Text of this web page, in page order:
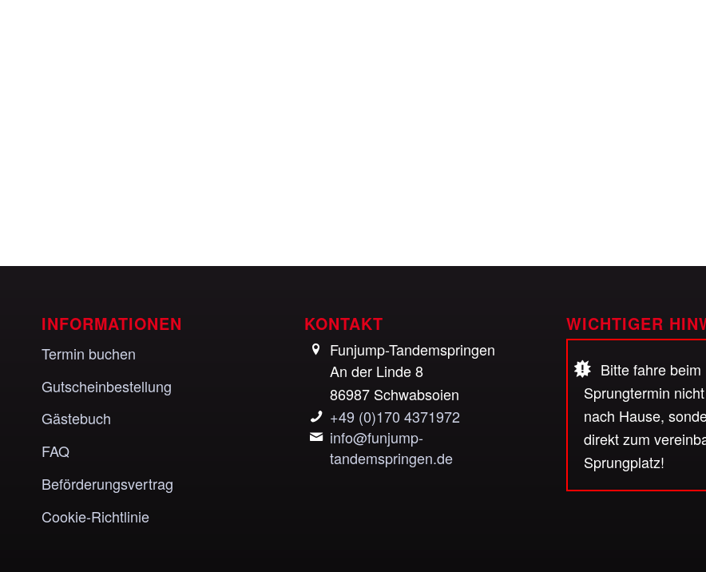
INFORMATIONEN
Termin buchen
Gutscheinbestellung
Gästebuch
FAQ
Beförderungsvertrag
Cookie-Richtlinie
KONTAKT
Funjump-Tandemspringen
An der Linde 8
86987 Schwabsoien
+49 (0)170 4371972
info@funjump-
tandemspringen.de
WICHTIGER
Bitte fahre beim
Sprungtermin
nach Hause,
direkt zum
Sprungplatz!